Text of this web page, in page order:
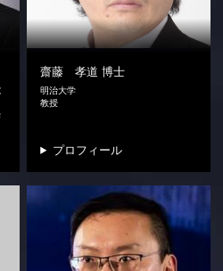
齋藤 孝道 博士
明治大学
教授
プロフィール